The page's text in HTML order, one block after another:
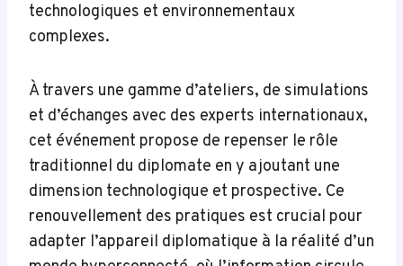
technologiques et environnementaux
complexes.
À travers une gamme d’ateliers, de simulations
et d’échanges avec des experts internationaux,
cet événement propose de repenser le rôle
traditionnel du diplomate en y ajoutant une
dimension technologique et prospective. Ce
renouvellement des pratiques est crucial pour
adapter l’appareil diplomatique à la réalité d’un